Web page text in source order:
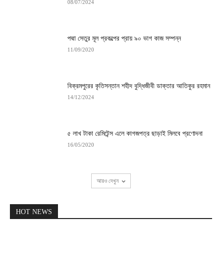
08/07/2024
পদ্মা সেতুর মূল প্রকল্পের প্রায় ৯০ ভাগ কাজ সম্পন্ন
11/09/2020
বিক্রমপুরের কৃতিসন্তান শহীদ বুদ্ধিজীবী ডাক্তার আতিকুর রহমান
14/12/2024
৫ লাখ টাকা রেমিটেন্স এলে কাগজপত্র ছাড়াই মিলবে প্রণোদনা
16/05/2020
আরও দেখুন
HOT NEWS